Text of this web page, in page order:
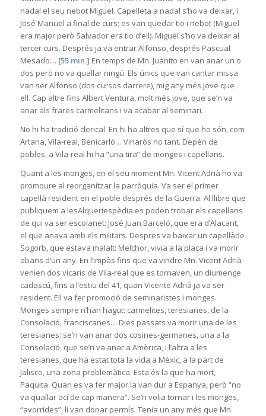
nadal el seu nebot Miguel. Capelleta a nadal s’ho va deixar, i
José Manuel a final de curs; es van quedar tio i nebot (Miguel
era major però Salvador era tio d’ell). Miguel s’ho va deixar al
tercer curs. Després ja va entrar Alfonso, després Pascual
Mesado… [55 min.] En temps de Mn. Juanito en van anar un o
dos però no va quallar ningú. Els únics que van cantar missa
van ser Alfonso (dos cursos darrere), mig any més jove que
ell. Cap altre fins Albert Ventura, molt més jove, que se’n va
anar als frares carmelitans i va acabar al seminari.
No hi ha tradició clerical. En hi ha altres que sí que ho són, com
Artana, Vila-real, Benicarló… Vinaròs no tant. Depén de
pobles, a Vila-real hi ha “una tira” de monges i capellans.
Quant a les monges, en el seu moment Mn. Vicent Adrià ho va
promoure al reorganitzar la parròquia. Va ser el primer
capellà resident en el poble després de la Guerra. Al llibre que
publiquem a lesAlqueriespèdia es poden trobar els capellans
de qui va ser escolanet: José Juan Barceló, que era d’Alacant,
el que anava amb els militars. Despres va baixar un capellàde
Sogorb, que estava malalt: Melchor, vivia a la plaça i va morir
abans d’un any. En l’impàs fins que va vindre Mn. Vicent Adrià
venien dos vicaris de Vila-real que es tornaven, un diumenge
cadascú, fins a l’estiu del 41, quan Vicente Adrià ja va ser
resident. Ell va fer promoció de seminaristes i monges.
Monges sempre n’han hagut: carmelites, teresianes, de la
Consolació, franciscanes… Dies passats va morir una de les
teresianes: se’n van anar dos cosines-germanes, una a la
Consolació, que se’n va anar a Amèrica, i l’altra a les
teresianes, que ha estat tota la vida a Mèxic, a la part de
Jalisco, una zona problemàtica. Esta és la que ha mort,
Paquita. Quan es va fer major la van dur a Espanya, però “no
va quallar ací de cap manera”. Se’n volia tornar i les monges,
“avorrides”, li van donar permís. Tenia un any més que Mn.